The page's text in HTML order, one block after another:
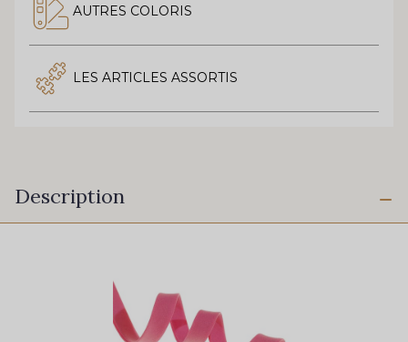
AUTRES COLORIS
LES ARTICLES ASSORTIS
Description